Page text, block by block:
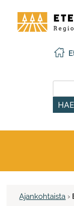
sisältöön
Pohjanmaan
liitto
Ajankohtaista ›